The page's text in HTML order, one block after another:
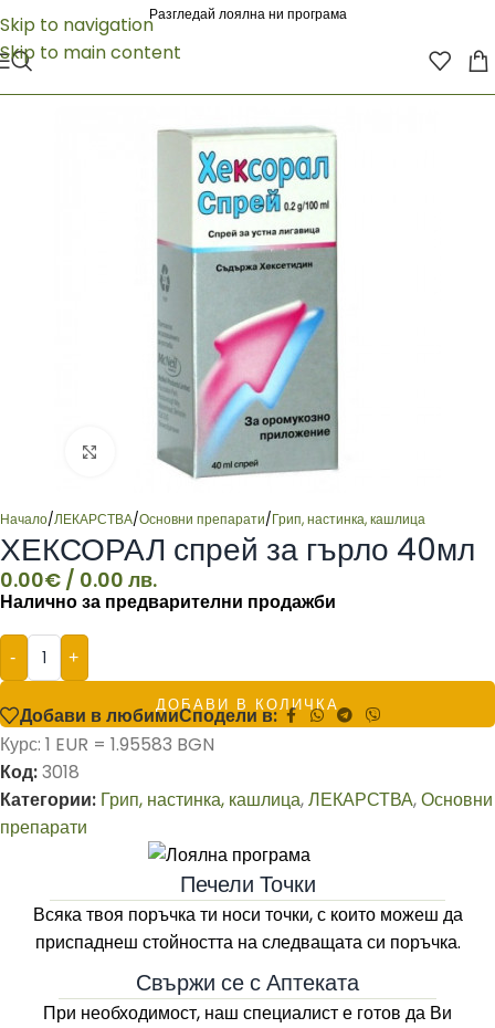
Skip to navigation
Skip to main content
Разгледай лоялна ни програма
Click to enlarge
Начало/ЛЕКАРСТВА/Основни препарати/Грип, настинка, кашлица
ХЕКСОРАЛ спрей за гърло 40мл
0.00€ / 0.00 лв.
Налично за предварителни продажби
- +
ДОБАВИ В КОЛИЧКА
Добави в любимиСподели в:
Курс: 1 EUR = 1.95583 BGN
Код:3018
Категории: Грип, настинка, кашлица,ЛЕКАРСТВА,Основни
препарати
Печели Точки
Всяка твоя поръчка ти носи точки, с които можеш да
приспаднеш стойността на следващата си поръчка.
Свържи се с Аптеката
При необходимост, наш специалист е готов да Ви